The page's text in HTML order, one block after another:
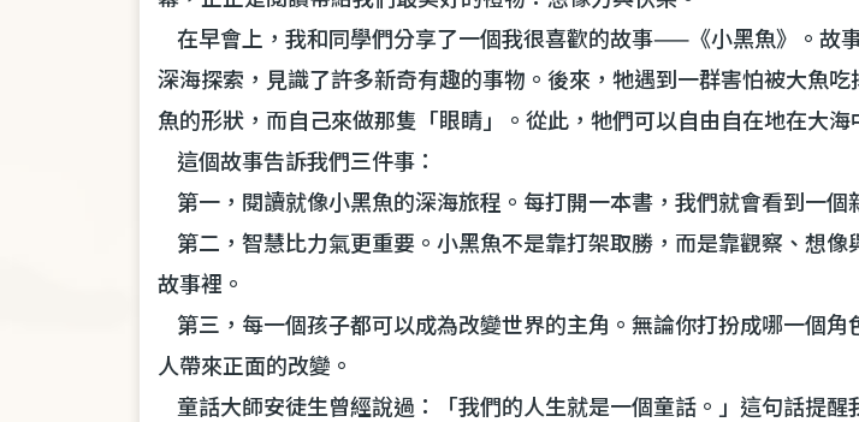
在早會上，我和同學們分享了一個我很喜歡的故事——《小黑魚》。故
深海探索，見識了許多新奇有趣的事物。後來，牠遇到一群害怕被大魚
魚的形狀，而自己來做那隻「眼睛」。從此，牠們可以自由自在地在大
這個故事告訴我們三件事：
第一，閱讀就像小黑魚的深海旅程。每打開一本書，我們就會看到一
第二，智慧比力氣更重要。小黑魚不是靠打架取勝，而是靠觀察、想
故事裡。
第三，每一個孩子都可以成為改變世界的主角。無論你打扮成哪一個
人帶來正面的改變。
童話大師安徒生曾經說過：「我們的人生就是一個童話。」這句話提